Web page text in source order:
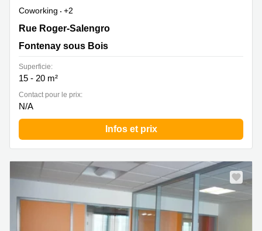
Coworking
+2
58 rue Roger Salengro, Fontenay sous Bois, Fontenay
sous Bois
Rue Roger-Salengro
Fontenay sous Bois
Superficie:
15 - 20 m²
Contact pour le prix:
N/A
Infos et prix